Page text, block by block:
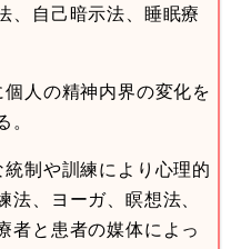
、自己暗示法、睡眠療
人の精神内界の変化を
制や訓練により心理的
、ヨーガ、瞑想法、
者と患者の媒体によっ